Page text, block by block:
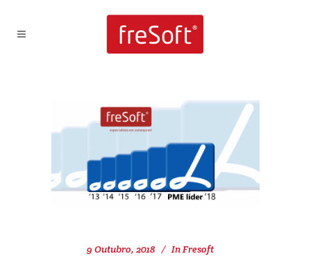
9 Outubro, 2018 InFresoft